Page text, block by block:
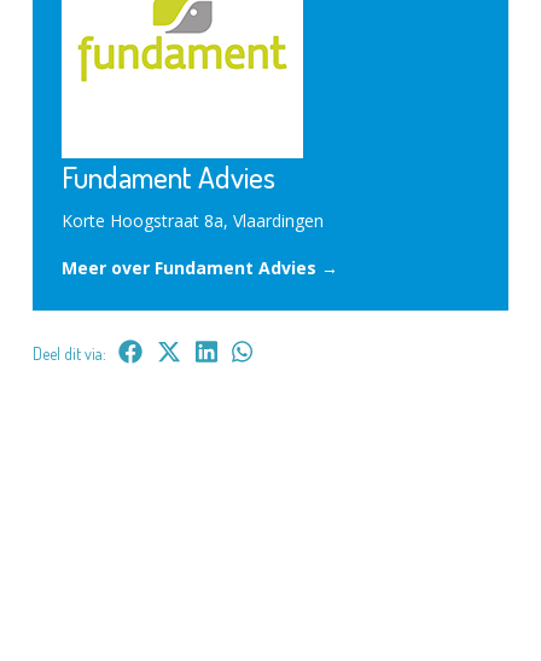
Fundament Advies
Korte Hoogstraat 8a, Vlaardingen
Meer over Fundament Advies →
Deel dit via: